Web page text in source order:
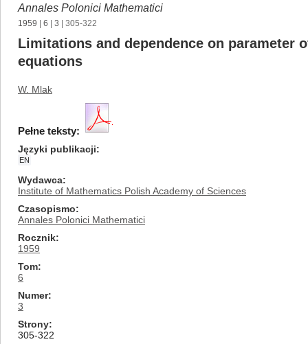
Annales Polonici Mathematici
1959 6 3 | 305-322
Limitations and dependence on
equations
W. Mlak
Pełne teksty:
Języki publikacji
EN
Wydawca
Institute of Mathematics Polish Academy of Sciences
Czasopismo
Annales Polonici Mathematici
Rocznik
1959
Tom
6
Numer
3
Strony
305-322